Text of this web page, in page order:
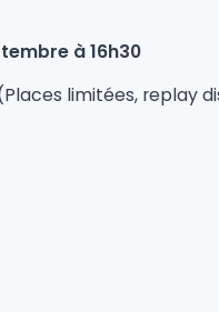
à 16h30
limitées, replay